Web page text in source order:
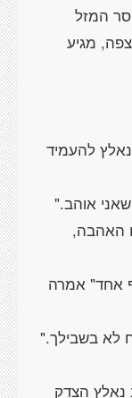
המזל
מגיע
להעמיד
אוהב."
האהבה,
אחד" אמרה
לא בשבילך."
נאלץ הצדק